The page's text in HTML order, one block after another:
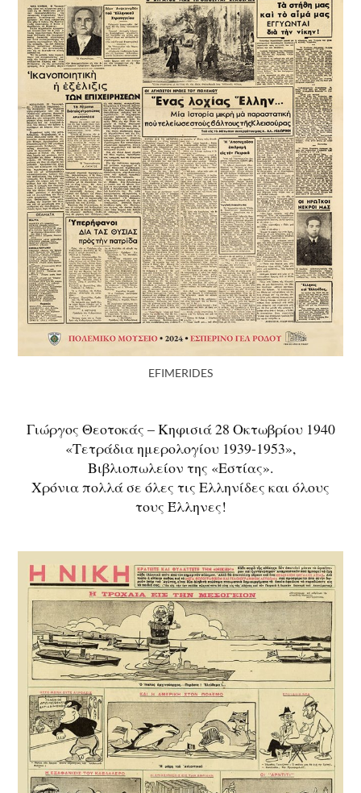
EFIMERIDES
Γιώργος Θεοτοκάς – Κηφισιά 28 Οκτωβρίου 1940
«Τετράδια ημερολογίου 1939-1953»,
Βιβλιοπωλείον της «Εστίας».
Χρόνια πολλά σε όλες τις Ελληνίδες και όλους
τους Έλληνες!